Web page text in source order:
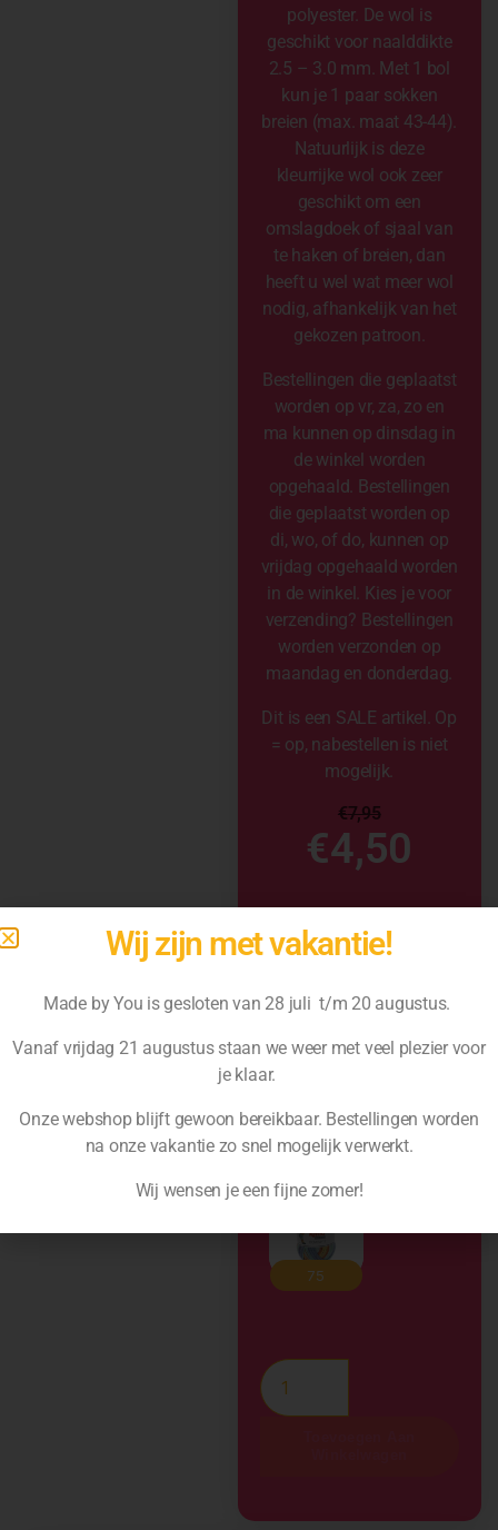
polyester. De wol is
geschikt voor naalddikte
2.5 – 3.0 mm. Met 1 bol
kun je 1 paar sokken
breien (max. maat 43-44).
Natuurlijk is deze
kleurrijke wol ook zeer
geschikt om een
omslagdoek of sjaal van
te haken of breien, dan
heeft u wel wat meer wol
nodig, afhankelijk van het
gekozen patroon.
Bestellingen die geplaatst
worden op vr, za, zo en
ma kunnen op dinsdag in
de winkel worden
opgehaald. Bestellingen
die geplaatst worden op
di, wo, of do, kunnen op
vrijdag opgehaald worden
in de winkel. Kies je voor
verzending? Bestellingen
worden verzonden op
maandag en donderdag.
Dit is een SALE artikel. Op
= op, nabestellen is niet
mogelijk.
€7,95
€4,50
Wij zijn met vakantie!
Made by You is gesloten van 28 juli t/m 20 augustus.
Vanaf vrijdag 21 augustus staan we weer met veel plezier voor
je klaar.
Onze webshop blijft gewoon bereikbaar. Bestellingen worden
na onze vakantie zo snel mogelijk verwerkt.
Wij wensen je een fijne zomer!